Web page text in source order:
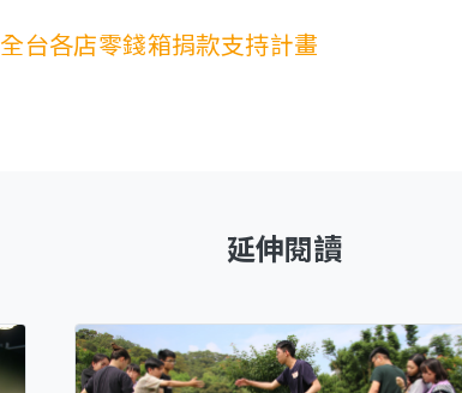
全台各店零錢箱捐款支持計畫
延伸閱讀